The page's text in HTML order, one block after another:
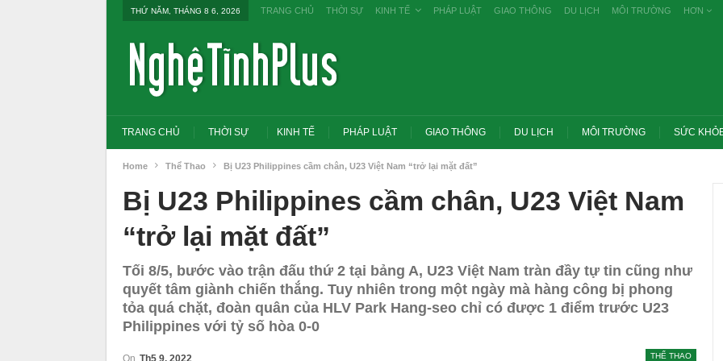
THỨ NĂM, THÁNG 8 6, 2026 TRANG CHỦ THỜI SỰ KINH TẾ PHÁP LUẬT GIAO THÔNG DU LỊCH MÔI TRƯỜNG HƠN
TRANG CHỦ THỜI SỰ KINH TẾ PHÁP LUẬT GIAO THÔNG DU LỊCH MÔI TRƯỜNG SỨC
Home Thể Thao Bị U23 Philippines cầm chân, U23 Việt Nam “trở lại mặt đất”
Bị U23 Philippines cầm chân, U23 Việt Nam
“trở lại mặt đất”
Tối 8/5, bước vào trận đấu thứ 2 tại bảng A, U23 Việt Nam tràn đầy tự tin cũng như
quyết tâm giành chiến thắng. Tuy nhiên trong một ngày mà hàng công bị phong
tỏa quá chặt, đoàn quân của HLV Park Hang-seo chỉ có được 1 điểm trước U23
Philippines với tỷ số hòa 0-0
THỂ THAO
On Th5 9, 2022
đổi tư duy bằng cấp sang nghề nghiệp